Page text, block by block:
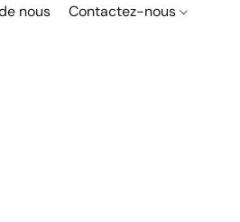
nous Contactez-nous